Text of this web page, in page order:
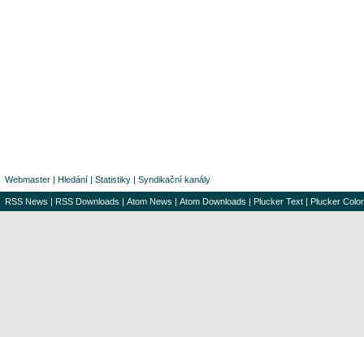
Webmaster | Hledání | Statistiky | Syndikační kanály
RSS News | RSS Downloads | Atom News | Atom Downloads | Plucker Text | Plucker Color